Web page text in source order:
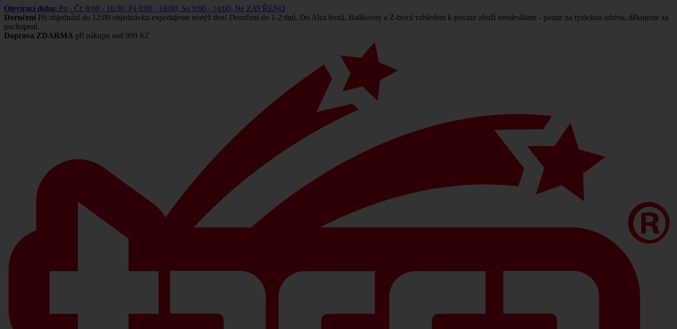
Otevírací doba: Po - Čt: 8:00 - 16:30, Pá 8:00 - 18:00, So 9:00 - 14:00, Ne ZAVŘENO
Doručení Při objednání do 12:00 objednávku expedujeme tentýž den! Doručení do 1-2 dnů. Do Alza boxů, Balíkovny a Z-boxů vzhledem k povaze zboží neodesíláme - pouze na fyzickou adresu, děkujeme za
pochopení.
Doprava ZDARMA při nákupu nad 999 Kč